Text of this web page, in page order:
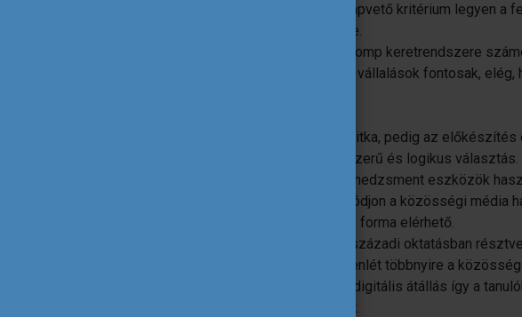
A választás során viszont alapvető kritérium legyen a
partner előnyben részesítése.
Az Európai Bizottság GreenComp keretrendszere
Összességében nem a nagy vállalások fontosak,
A blended mobilitás nagyon ritka, pedig az
zárása online formában egyszerű és logikus választás.
Javasolt az online projektmenedzsment eszközök
A disszemináció ne korlátozódjon a közösségi média
kívül is számos egyéb online forma elérhető.
Bár úgy látszik, mintha a 21. századi oktatásban
lenne, valójában az online jelenlét többnyire a
használatára korlátozódik. A digitális átállás így a
számos lehetőséget rejteget.